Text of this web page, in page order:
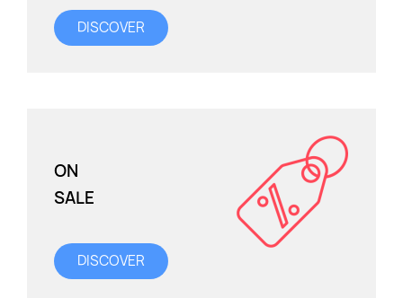
DISCOVER
ON
SALE
DISCOVER